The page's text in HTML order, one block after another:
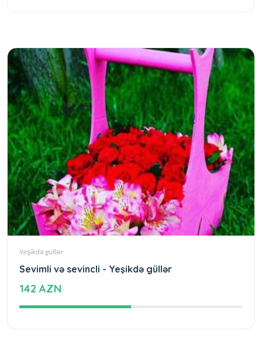
Yeşikdə güllər
Sevimli və sevincli - Yeşikdə güllər
142 AZN